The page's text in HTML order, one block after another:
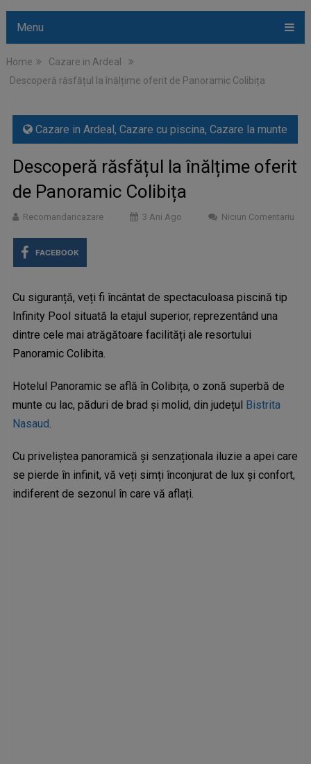
Menu
Home
Cazare in Ardeal
Descoperă răsfățul la înălțime oferit de Panoramic Colibița
Cazare in Ardeal, Cazare cu piscina, Cazare la munte
Descoperă răsfățul la înălțime oferit
de Panoramic Colibița
Recomandaricazare 3 Ani Ago Niciun Comentariu
FACEBOOK
Cu siguranță, veți fi încântat de spectaculoasa piscină tip
Infinity Pool situată la etajul superior, reprezentând una
dintre cele mai atrăgătoare facilități ale resortului
Panoramic Colibita.
Hotelul Panoramic se află în Colibița, o zonă superbă de
munte cu lac, păduri de brad și molid, din județul Bistrita
Nasaud.
Cu priveliștea panoramică și senzaționala iluzie a apei care
se pierde în infinit, vă veți simți înconjurat de lux și confort,
indiferent de sezonul în care vă aflați.